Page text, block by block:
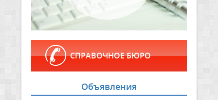
СПРАВОЧНОЕ БЮРО
Объявления